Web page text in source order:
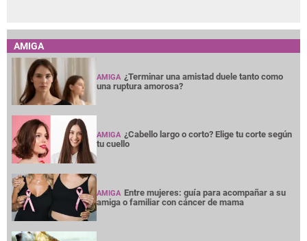
AMIGA
AMIGA ¿Terminar una amistad duele tanto como
una ruptura amorosa?
AMIGA ¿Cabello largo o corto? Elige tu corte según
tu cuello
AMIGA Entre mujeres: guía para acompañar a su
amiga o familiar con cáncer de mama